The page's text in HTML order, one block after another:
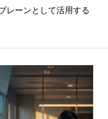
レーンとして活用する